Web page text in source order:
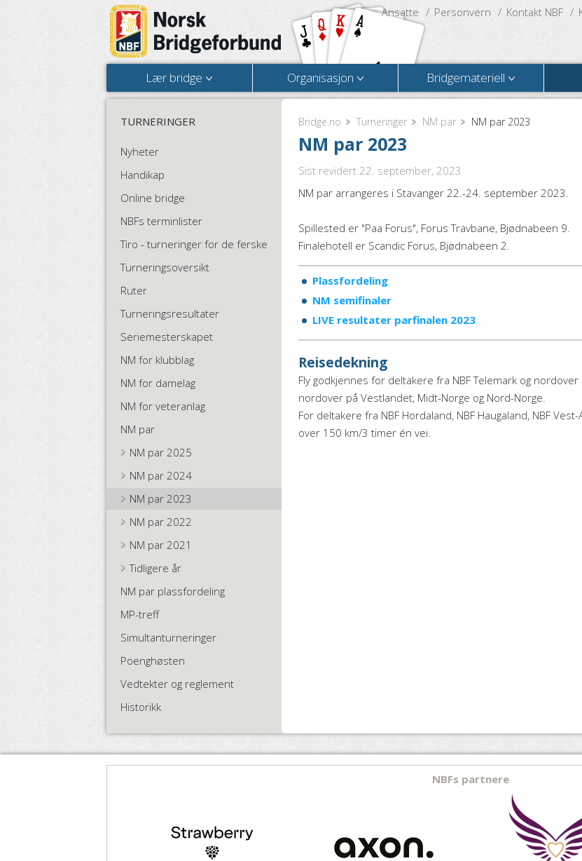
Ansatte Personvern Kontakt NBF
Lær bridge Organisasjon Bridgemateriell
Bridge.no Turneringer NM par NM par 2023
NM par 2023
Sist revidert 22. september, 2023
NM par arrangeres i Stavanger 22.-24. september 2023.
Spillested er "Paa Forus", Forus Travbane, Bjødnabeen 9.
Finalehotell er Scandic Forus, Bjødnabeen 2.
Plassfordeling
NM semifinaler
LIVE resultater parfinalen 2023
Reisedekning
Fly godkjennes for deltakere fra NBF Telemark og
nordover på Vestlandet, Midt-Norge og Nord-Norge.
For deltakere fra NBF Hordaland, NBF Haugaland, NBF
over 150 km/3 timer én vei.
TURNERINGER
Nyheter
Handikap
Online bridge
NBFs terminlister
Tiro - turneringer for de ferske
Turneringsoversikt
Ruter
Turneringsresultater
Seriemesterskapet
NM for klubblag
NM for damelag
NM for veteranlag
NM par
NM par 2025
NM par 2024
NM par 2023
NM par 2022
NM par 2021
Tidligere år
NM par plassfordeling
MP-treff
Simultanturneringer
Poenghøsten
Vedtekter og reglement
Historikk
NBFs partnere